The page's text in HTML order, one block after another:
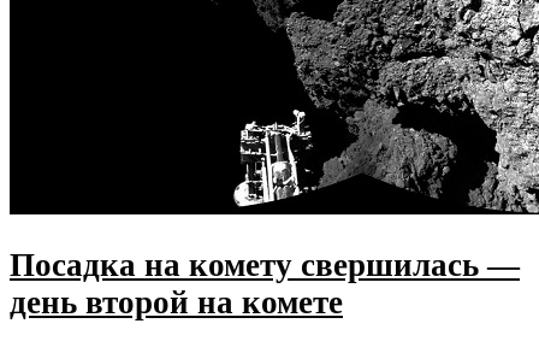
Посадка на комету свершилась —
день второй на комете